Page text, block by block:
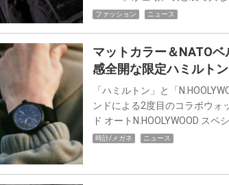
ファッション ニュース
マットカラー＆NATO
感全開な限定ハミルト
「ハミルトン」と「
ンドによる2度目のコラボウォ
ド オートN.HOOLYWOOD スペシ
時計/メガネ ニュース